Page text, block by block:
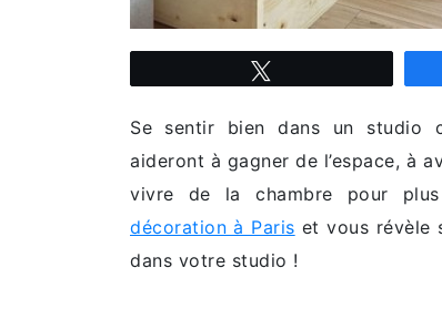
Se sentir bien dans un studio
aideront à gagner de l’espace, à
vivre de la chambre pour
décoration à Paris et vous révèle
dans votre studio !